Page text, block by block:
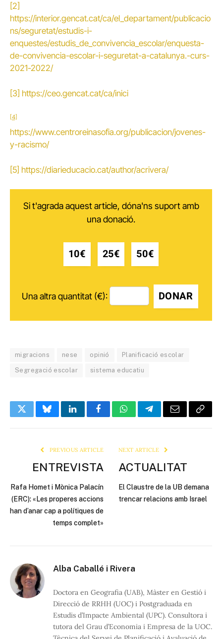
[2]
https://interior.gencat.cat/ca/el_departament/publicacio
ns/seguretat/estudis-i-
enquestes/estudis_de_convivencia_escolar/enquesta-
de-convivencia-escolar-i-seguretat-a-catalunya.-curs-
2021-2022/
[3] https://ceo.gencat.cat/ca/inici
[4]
https://www.centroreinasofia.org/publicacion/jovenes-
y-racismo/
[5] https://diarieducacio.cat/author/acrivera/
Si t'agrada aquest article, dóna'ns suport amb
una donació.
10€ 25€ 50€
Una altra quantitat (€): DONAR
migracions nese opinió Planificació escolar
Segregació escolar sistema educatiu
TwitterBlueskyLinkedInFacebookWhatsAppTelegramEmail Copy
PREVIOUS ARTICLE
ENTREVISTA
Rafa Homet i Mònica Palacín
(ERC): «Les properes accions
han d’anar cap a polítiques de
temps complet»
NEXT ARTICLE
ACTUALITAT
El Claustre de la UB demana
trencar relacions amb Israel
Alba Caballé i Rivera
Doctora en Geografia (UAB), Màster en Gestió i
Direcció de RRHH (UOC) i Postgraduada en
Estudis d’Impacte Ambiental (UPC). Consultora i
tutora del Grau d’Economia i Empresa de la UOC.